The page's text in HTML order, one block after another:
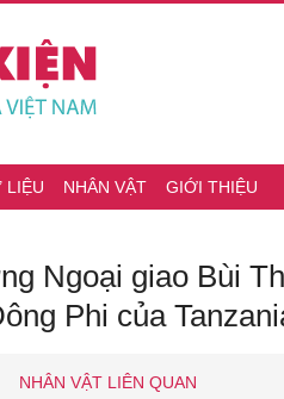
LIỆU NHÂN VẬT GIỚI THIỆU
Ngoại giao Bùi
Phi của
NHÂN VẬT LIÊN QUAN